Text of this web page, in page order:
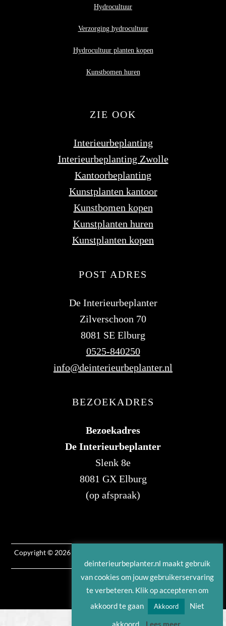
Hydrocultuur
Verzorging hydrocultuur
Hydrocultuur planten kopen
Kunstbomen huren
ZIE OOK
Interieurbeplanting
Interieurbeplanting Zwolle
Kantoorbeplanting
Kunstplanten kantoor
Kunstbomen kopen
Kunstplanten huren
Kunstplanten kopen
POST ADRES
De Interieurbeplanter
Zilverschoon 70
8081 SE Elburg
0525-840250
info@deinterieurbeplanter.nl
BEZOEKADRES
Bezoekadres
De Interieurbeplanter
Slenk 8e
8081 GX Elburg
(op afspraak)
Copyright © 2026 | Deze website is ontwikkeld door
Internetmarketing
deinterieurbeplanter.nl maakt gebruik
van cookies om jouw gebruikerservaring
te verbeteren. Klik op accepteren om
akkoord te gaan
Akkoord Niet
akkoord Lees meer